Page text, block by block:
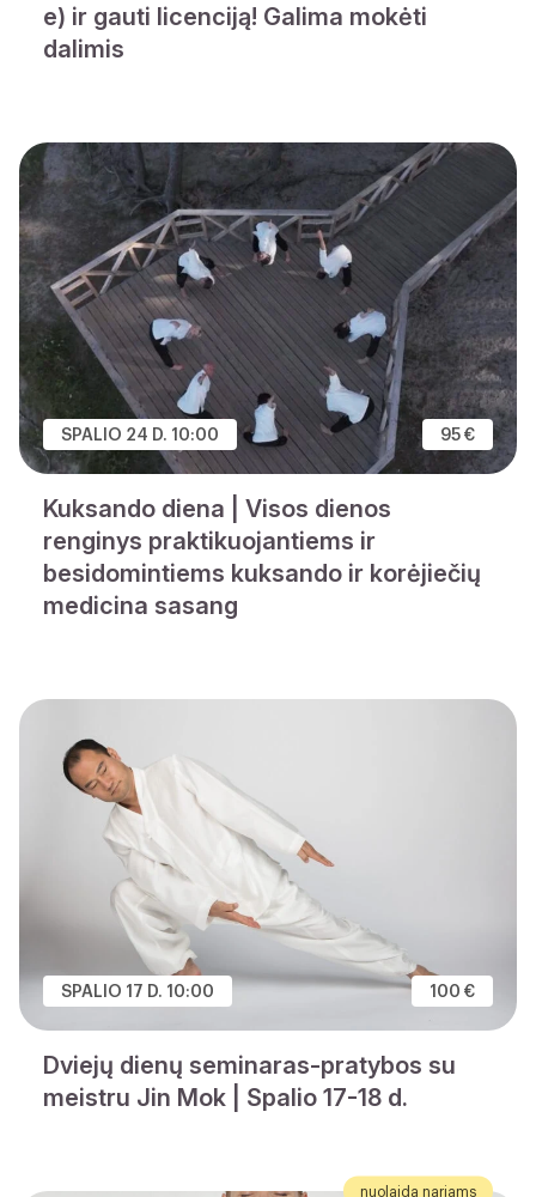
e) ir gauti licenciją! Galima mokėti
dalimis
SPALIO 24 D. 10:00 95 €
Kuksando diena | Visos dienos
renginys praktikuojantiems ir
besidomintiems kuksando ir korėjiečių
medicina sasang
SPALIO 17 D. 10:00 100 €
Dviejų dienų seminaras-pratybos su
meistru Jin Mok | Spalio 17-18 d.
nuolaida nariams